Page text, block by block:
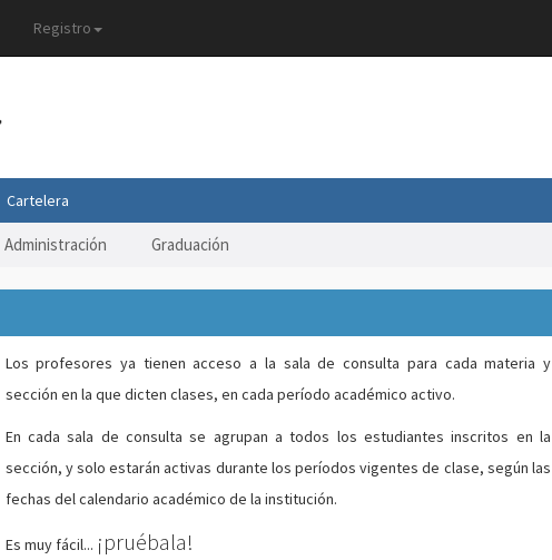
Registro
Cartelera
Administración Graduación
Los profesores ya tienen acceso a la sala de consulta para cada materia y
sección en la que dicten clases, en cada período académico activo.
En cada sala de consulta se agrupan a todos los estudiantes inscritos en la
sección, y solo estarán activas durante los períodos vigentes de clase, según las
fechas del calendario académico de la institución.
Es muy fácil... ¡pruébala!